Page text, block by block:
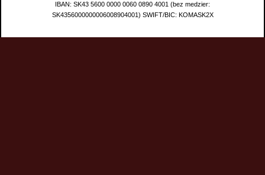
IBAN: SK43 5600 0000 0060 0890 4001 (bez medzier:
SK4356000000006008904001) SWIFT/BIC: KOMASK2X